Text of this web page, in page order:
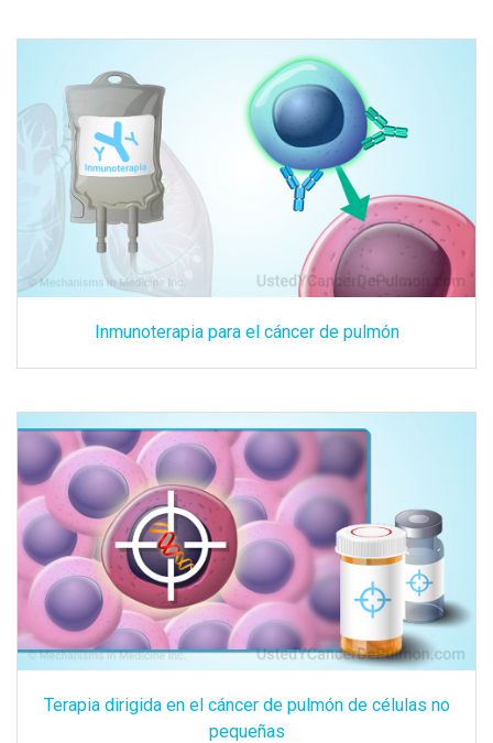
Inmunoterapia para el cáncer de pulmón
Terapia dirigida en el cáncer de pulmón de células no
pequeñas